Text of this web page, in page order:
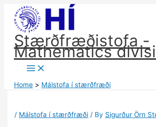
content
Stærðfræðistofa -
Mathematics
Home Málstofa í stærðfræði
/ Málstofa í stærðfræði / By Sigurður Örn